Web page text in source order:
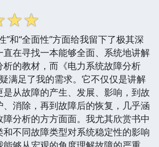
☆☆
”和“全面性”方面给我留下了极其深
直在寻找一本能够全面、系统地讲解
析的教材，而《电力系统故障分析
疑满足了我的需求。它不仅仅是讲解
从故障的产生、发展、影响，到故
消除，再到故障后的恢复，几乎涵
分析的方方面面。我尤其欣赏书中
和不同故障类型对系统稳定性的影响